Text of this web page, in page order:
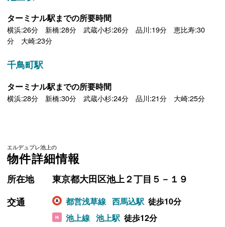
ターミナル駅までの所要時間
横浜:26分 新橋:28分 武蔵小杉:26分 品川:19分 恵比寿:30
分 大崎:23分
千鳥町駅
ターミナル駅までの所要時間
横浜:28分 新橋:30分 武蔵小杉:24分 品川:21分 大崎:25分
エルデュプレ池上の
物件詳細情報
所在地
東京都大田区池上２丁目５－１９
交通
都営浅草線 西馬込駅 徒歩10分
池上線 池上駅 徒歩12分